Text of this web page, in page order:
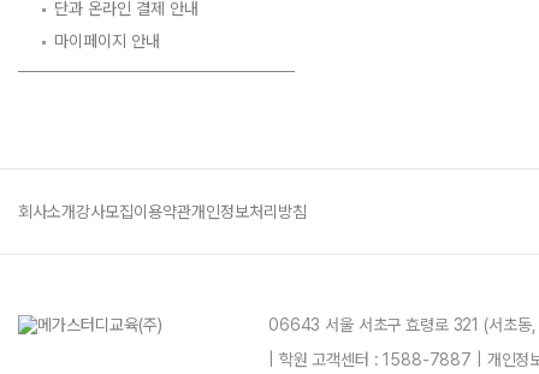
단과 온라인 결제 안내
마이페이지 안내
회사소개강사모집이용약관개인정보처리방침
06643 서울 서초구 효령로 321 (서초
| 학원 고객센터 : 1588-7887 | 개인